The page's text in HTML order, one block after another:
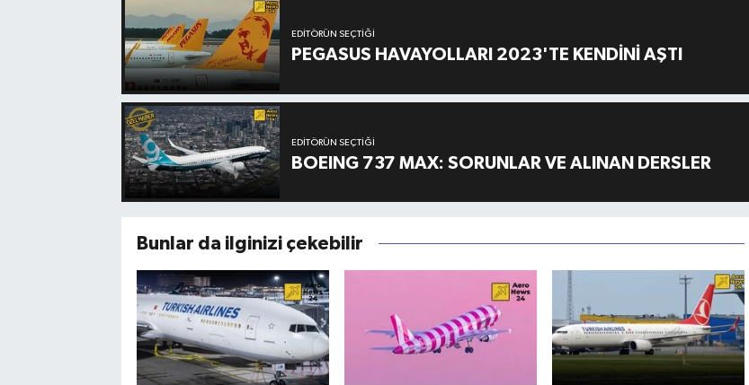
EDITÖRÜN SEÇTIĞI
PEGASUS HAVAYOLLARI 2023'TE KENDİNİ AŞTI
EDITÖRÜN SEÇTIĞI
BOEING 737 MAX: SORUNLAR VE ALINAN DERSLER
Bunlar da ilginizi çekebilir